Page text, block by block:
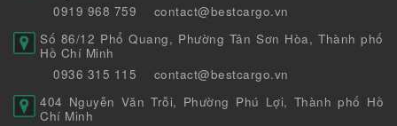
0919 968 759
contact@bestcargo.vn
Số 86/12 Phổ Quang, Phường Tân Sơn Hòa, Thành phố
Hồ Chí Minh
0936 315 115
contact@bestcargo.vn
404 Nguyễn Văn Trỗi, Phường Phú Lợi, Thành phố Hồ
Chí Minh